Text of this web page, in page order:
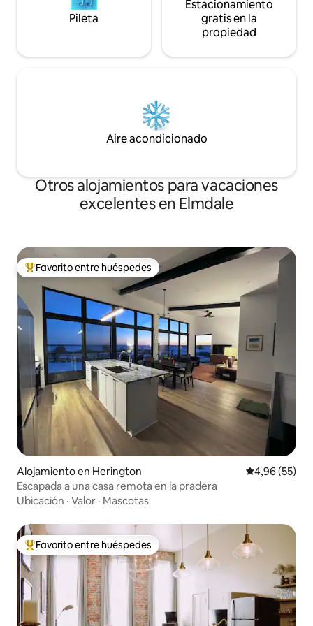
Pileta
Estacionamiento
gratis en la
propiedad
Aire acondicionado
Otros alojamientos para vacaciones
excelentes en Elmdale
Favorito entre los huéspedes más destacados
Favorito entre huéspedes
Alojamiento en Herington Calificación
4,96 (55)
Escapada a una casa remota en la pradera
Ubicación · Valor · Mascotas
Favorito entre los huéspedes más destacados
Favorito entre huéspedes